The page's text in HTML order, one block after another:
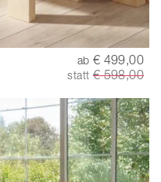
ab € 499,00
statt€ 598,00